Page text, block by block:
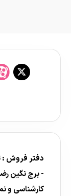
دفتر فروش :
- برج نگین رضا ، طبقه 16
کارشناسی و